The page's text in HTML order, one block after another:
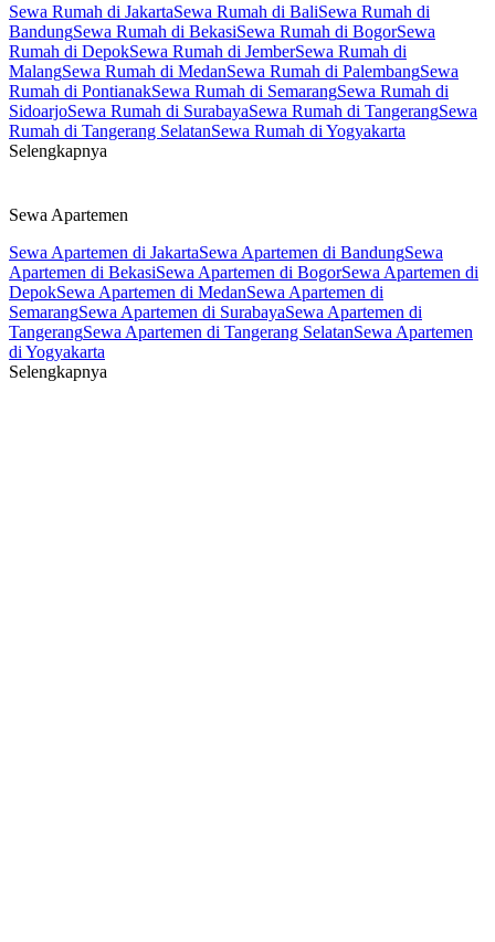
Sewa Rumah di JakartaSewa Rumah di BaliSewa Rumah di
BandungSewa Rumah di BekasiSewa Rumah di BogorSewa
Rumah di DepokSewa Rumah di JemberSewa Rumah di
MalangSewa Rumah di MedanSewa Rumah di PalembangSewa
Rumah di PontianakSewa Rumah di SemarangSewa Rumah di
SidoarjoSewa Rumah di SurabayaSewa Rumah di TangerangSewa
Rumah di Tangerang SelatanSewa Rumah di Yogyakarta
Selengkapnya
Sewa Apartemen
Sewa Apartemen di JakartaSewa Apartemen di BandungSewa
Apartemen di BekasiSewa Apartemen di BogorSewa Apartemen di
DepokSewa Apartemen di MedanSewa Apartemen di
SemarangSewa Apartemen di SurabayaSewa Apartemen di
TangerangSewa Apartemen di Tangerang SelatanSewa Apartemen
di Yogyakarta
Selengkapnya